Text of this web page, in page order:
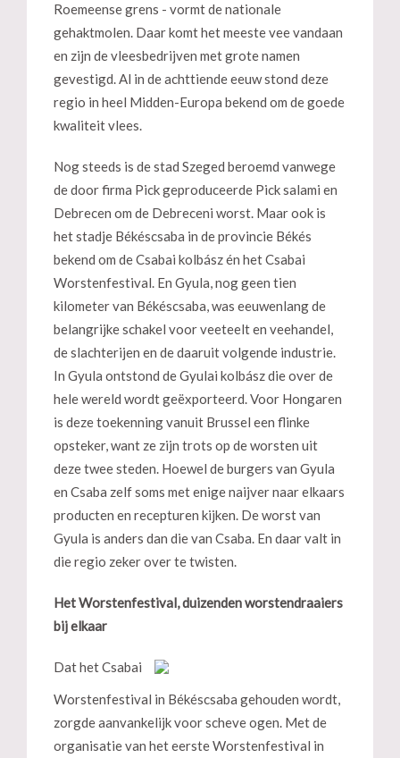
Roemeense grens - vormt de nationale
gehaktmolen. Daar komt het meeste vee vandaan
en zijn de vleesbedrijven met grote namen
gevestigd. Al in de achttiende eeuw stond deze
regio in heel Midden-Europa bekend om de goede
kwaliteit vlees.
Nog steeds is de stad Szeged beroemd vanwege
de door firma Pick geproduceerde Pick salami en
Debrecen om de Debreceni worst. Maar ook is
het stadje Békéscsaba in de provincie Békés
bekend om de Csabai kolbász én het Csabai
Worstenfestival. En Gyula, nog geen tien
kilometer van Békéscsaba, was eeuwenlang de
belangrijke schakel voor veeteelt en veehandel,
de slachterijen en de daaruit volgende industrie.
In Gyula ontstond de Gyulai kolbász die over de
hele wereld wordt geëxporteerd. Voor Hongaren
is deze toekenning vanuit Brussel een flinke
opsteker, want ze zijn trots op de worsten uit
deze twee steden. Hoewel de burgers van Gyula
en Csaba zelf soms met enige naijver naar elkaars
producten en recepturen kijken. De worst van
Gyula is anders dan die van Csaba. En daar valt in
die regio zeker over te twisten.
Het Worstenfestival, duizenden worstendraaiers
bij elkaar
Dat het Csabai
Worstenfestival in Békéscsaba gehouden wordt,
zorgde aanvankelijk voor scheve ogen. Met de
organisatie van het eerste Worstenfestival in